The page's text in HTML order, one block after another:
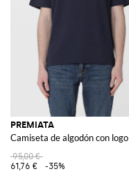
PREMIATA
Camiseta de algodón con logo
95,00 €
61,76 €
-35%